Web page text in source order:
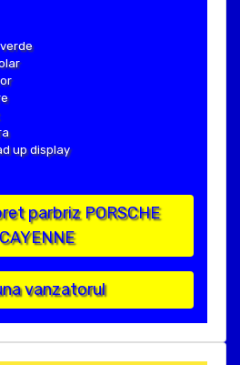
up display
parbriz PORSCHE
CAYENNE
vanzatorul